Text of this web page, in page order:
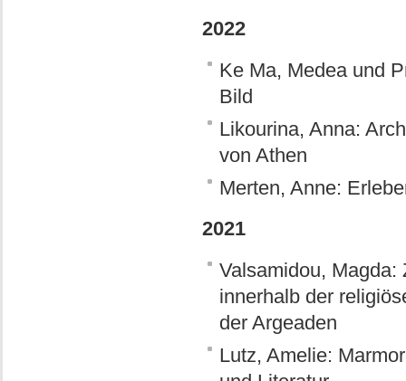
2022
Ke Ma, Medea und
Bild
Likourina, Anna:
von Athen
Merten, Anne:
2021
Valsamidou,
innerhalb der
der Argeaden
Lutz, Amelie: